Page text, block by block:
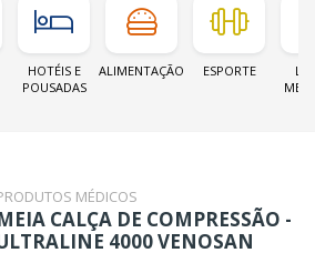
HOTÉIS E
POUSADAS
ALIMENTAÇÃO ESPORTE
MÉDICOS
CALÇA DE COMPRESSÃO -
4000 VENOSAN